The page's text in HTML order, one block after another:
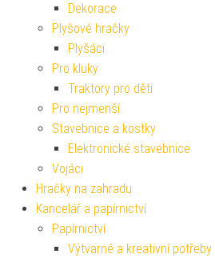
Dekorace
Plyšové hračky
Plyšáci
Pro kluky
Traktory pro děti
Pro nejmenší
Stavebnice a kostky
Elektronické stavebnice
Vojáci
Hračky na zahradu
Kancelář a papírnictví
Papírnictví
Výtvarné a kreativní potřeby